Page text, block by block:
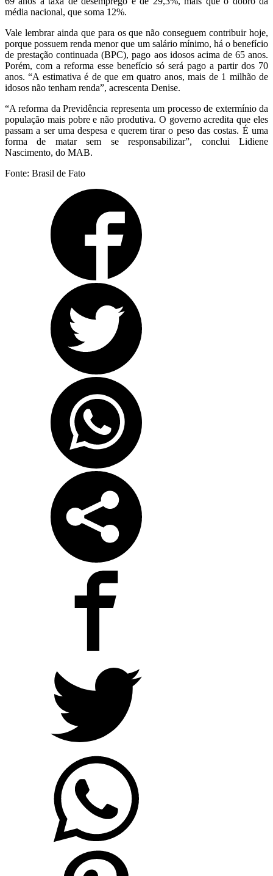
média nacional, que soma 12%.
Vale lembrar ainda que para os que não conseguem contribuir hoje,
porque possuem renda menor que um salário mínimo, há o benefício
de prestação continuada (BPC), pago aos idosos acima de 65 anos.
Porém, com a reforma esse benefício só será pago a partir dos 70
anos. “A estimativa é de que em quatro anos, mais de 1 milhão de
idosos não tenham renda”, acrescenta Denise.
“A reforma da Previdência representa um processo de extermínio da
população mais pobre e não produtiva. O governo acredita que eles
passam a ser uma despesa e querem tirar o peso das costas. É uma
forma de matar sem se responsabilizar”, conclui Lidiene
Nascimento, do MAB.
Fonte: Brasil de Fato